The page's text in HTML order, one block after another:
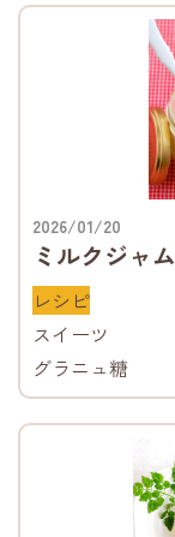
2026/01/20
ミルクジャム
レシピ
スイーツ
グラニュ糖